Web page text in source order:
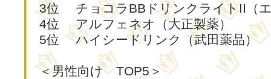
3位 チョコラBBドリンクライトII（
4位 アルフェネオ（大正製薬）
5位 ハイシードリンク（武田薬品）
＜男性向け TOP5＞